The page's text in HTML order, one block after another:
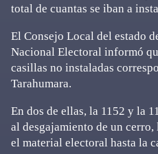
total de cuantas se iban a
El Consejo Local del estado
Nacional Electoral informó
casillas no instaladas
Tarahumara.
En dos de ellas, la 1152 y la
al desgajamiento de un
el material electoral hasta la